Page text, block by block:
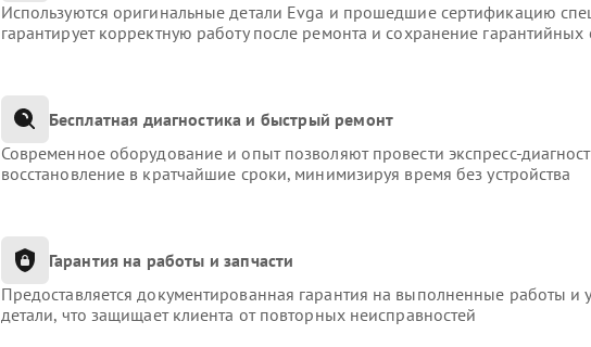
Используются оригинальные детали Evga и прошедшие сертификацию
гарантирует корректную работу после ремонта и сохранение гарантийных
Бесплатная диагностика и быстрый ремонт
Современное оборудование и опыт позволяют провести экспресс-
восстановление в кратчайшие сроки, минимизируя время без устройства
Гарантия на работы и запчасти
Предоставляется документированная гарантия на выполненные работы и
детали, что защищает клиента от повторных неисправностей